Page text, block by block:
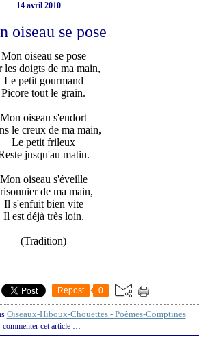
14 avril 2010
oiseau se pose
Mon oiseau se pose
les doigts de ma main,
Le petit gourmand
Picore tout le grain.
Mon oiseau s'endort
le creux de ma main,
Le petit frileux
jusqu'au matin.
Mon oiseau s'éveille
de ma main,
Il s'enfuit bien vite
Il est déjà très loin.
(Tradition)
Repost 0
Oiseaux-Hiboux-Chouettes - Poèmes-Comptines
commenter cet article …